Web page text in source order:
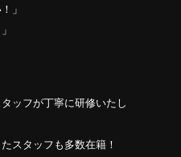
」
ッフが丁寧に研修いたし
スタッフも多数在籍！